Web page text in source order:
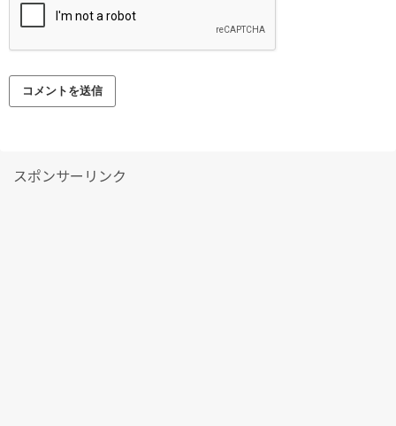
スポンサーリンク